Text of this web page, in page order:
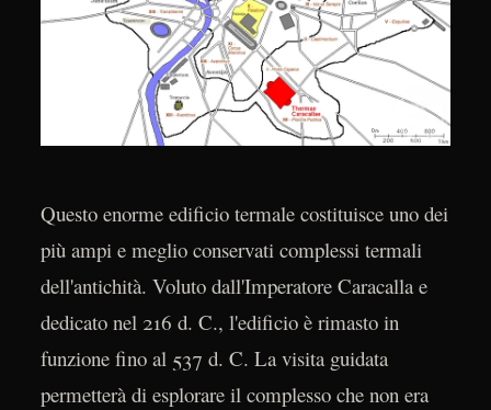
Questo enorme edificio termale costituisce uno dei
più ampi e meglio conservati complessi termali
dell'antichità. Voluto dall'Imperatore Caracalla e
dedicato nel 216 d. C., l'edificio è rimasto in
funzione fino al 537 d. C. La visita guidata
permetterà di esplorare il complesso che non era